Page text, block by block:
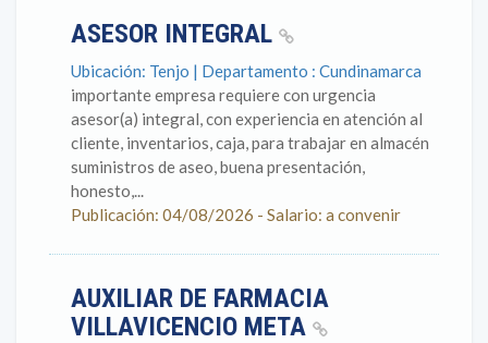
ASESOR INTEGRAL
Ubicación: Tenjo | Departamento : Cundinamarca
importante empresa requiere con urgencia
asesor(a) integral, con experiencia en atención al
cliente, inventarios, caja, para trabajar en almacén
suministros de aseo, buena presentación,
honesto,...
Publicación: 04/08/2026 - Salario: a convenir
AUXILIAR DE FARMACIA
VILLAVICENCIO META